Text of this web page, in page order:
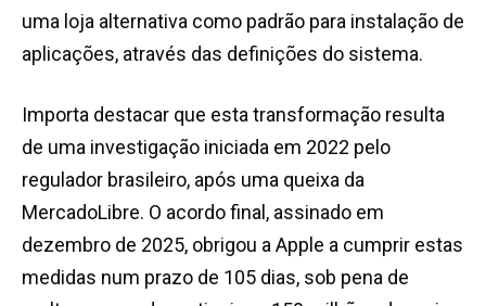
uma loja alternativa como padrão para instalação de
aplicações, através das definições do sistema.
Importa destacar que esta transformação resulta
de uma investigação iniciada em 2022 pelo
regulador brasileiro, após uma queixa da
MercadoLibre. O acordo final, assinado em
dezembro de 2025, obrigou a Apple a cumprir estas
medidas num prazo de 105 dias, sob pena de